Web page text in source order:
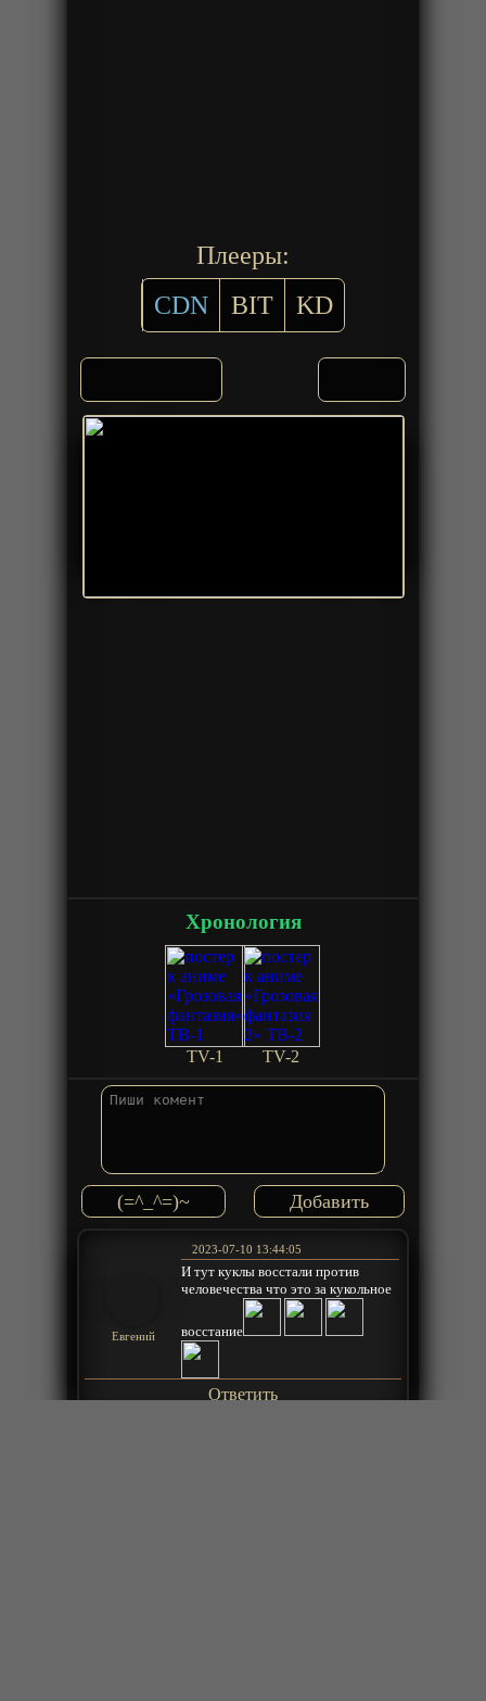
Плееры:
CDN
BIT KD
Хронология
TV-1 TV-2
(=^_^=)~
Евгений
2023-07-10 13:44:05
И тут куклы восстали против
человечества что это за кукольное
восстание
Ответить